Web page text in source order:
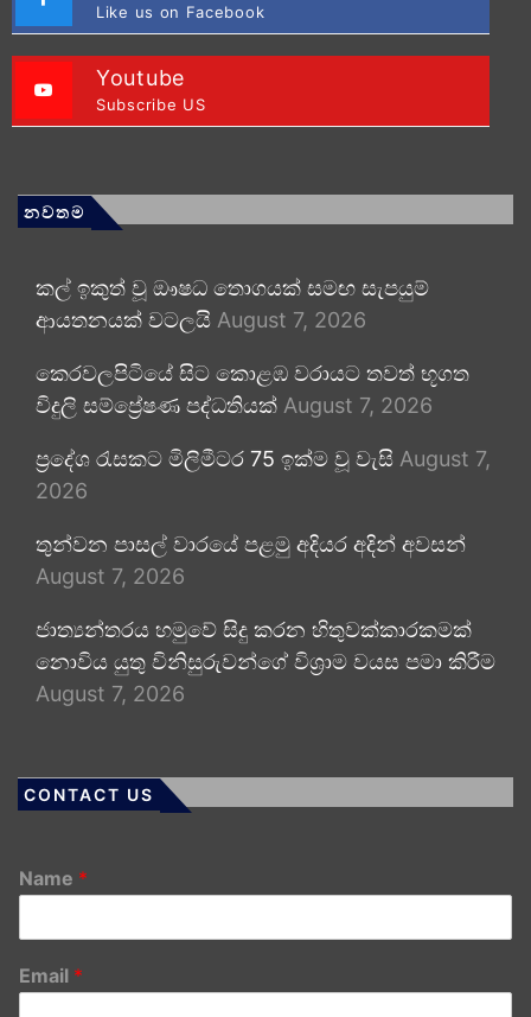
Like us on Facebook
Youtube
Subscribe US
නවතම
කල් ඉකුත් වූ ඖෂධ තොගයක් සමඟ සැපයුම්
ආයතනයක් වටලයි August 7, 2026
කෙරවලපිටියේ සිට කොළඹ වරායට තවත් භූගත
විදුලි සම්ප්‍රේෂණ පද්ධතියක් August 7, 2026
ප්‍රදේශ රැසකට මිලිමීටර 75 ඉක්ම වූ වැසි August 7,
2026
තුන්වන පාසල් වාරයේ පළමු අදියර අදින් අවසන්
August 7, 2026
ජාත්‍යන්තරය හමුවේ සිදු කරන හිතුවක්කාරකමක්
නොවිය යුතු විනිසුරුවන්ගේ විශ්‍රාම වයස පමා කිරීම
August 7, 2026
CONTACT US
Name *
Email *